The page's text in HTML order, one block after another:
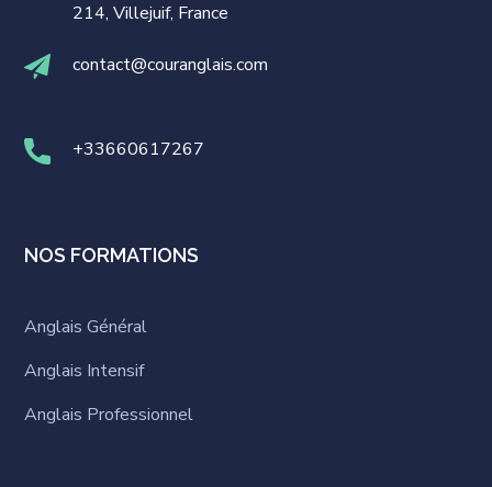
214, Villejuif, France
contact@couranglais.com
+33660617267
NOS FORMATIONS
Anglais Général
Anglais Intensif
Anglais Professionnel